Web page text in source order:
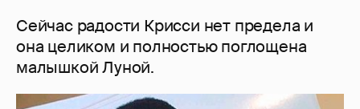
Сейчас радости Крисси нет предела и
она целиком и полностью поглощена
малышкой Луной.